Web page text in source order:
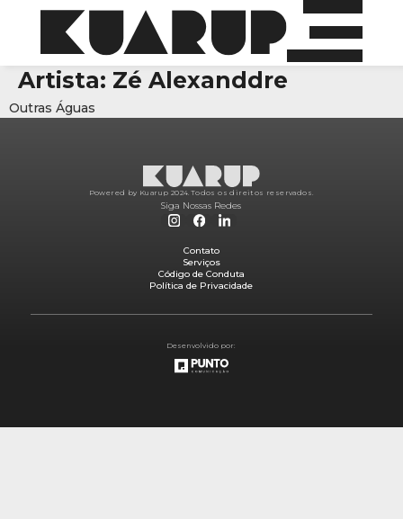
Artista: Zé Alexanddre
Outras Águas
Powered by Kuarup 2024. Todos os direitos reservados.
Siga Nossas Redes
Contato
Serviços
Código de Conduta
Política de Privacidade
Desenvolvido por: